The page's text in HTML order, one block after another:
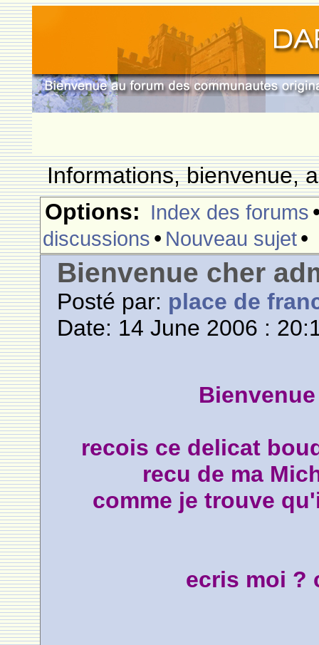
Informations, bienvenue,
Options: Index des forums
discussions • Nouveau sujet•
Bienvenue cher
Posté par: place de
Date: 14 June 2006 :
recois ce delicat
recu de ma
comme je trouve
ecris moi ?